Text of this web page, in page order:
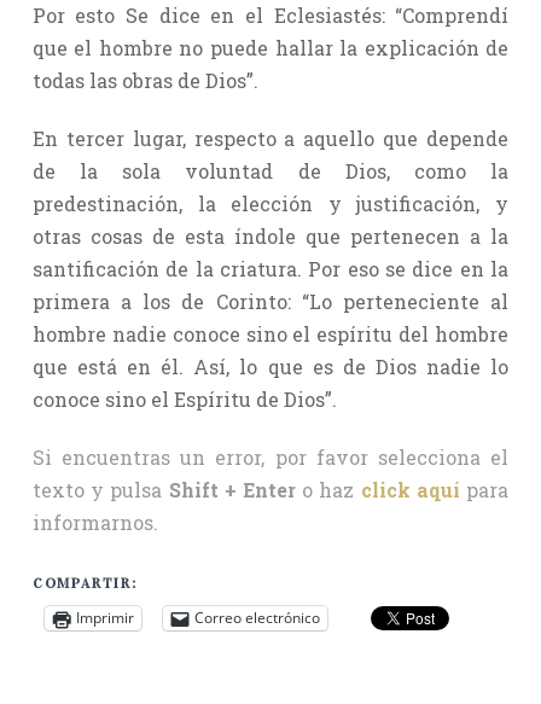
Por esto Se dice en el Eclesiastés: “Comprendí
que el hombre no puede hallar la explicación de
todas las obras de Dios”.
En tercer lugar, respecto a aquello que depende
de la sola voluntad de Dios, como la
predestinación, la elección y justificación, y
otras cosas de esta índole que pertenecen a la
santificación de la criatura. Por eso se dice en la
primera a los de Corinto: “Lo perteneciente al
hombre nadie conoce sino el espíritu del hombre
que está en él. Así, lo que es de Dios nadie lo
conoce sino el Espíritu de Dios”.
Si encuentras un error, por favor selecciona el
texto y pulsa Shift + Enter o haz click aquí para
informarnos.
COMPARTIR:
Imprimir Correo electrónico